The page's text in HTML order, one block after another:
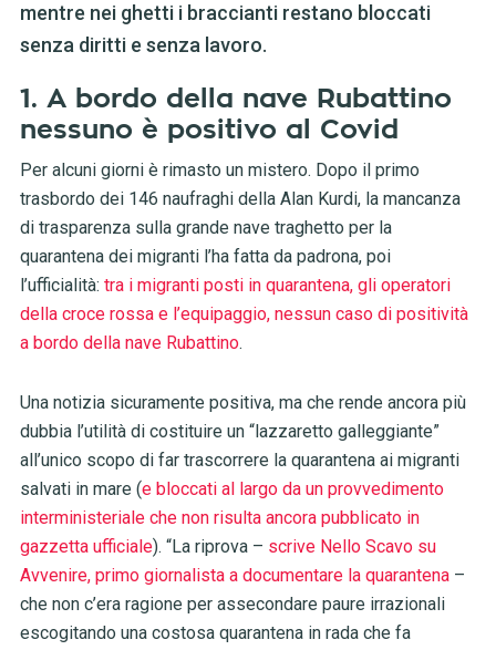
mentre nei ghetti i braccianti restano bloccati
senza diritti e senza lavoro.
1. A bordo della nave Rubattino
nessuno è positivo al Covid
Per alcuni giorni è rimasto un mistero. Dopo il primo
trasbordo dei 146 naufraghi della Alan Kurdi, la mancanza
di trasparenza sulla grande nave traghetto per la
quarantena dei migranti l’ha fatta da padrona, poi
l’ufficialità: tra i migranti posti in quarantena, gli operatori
della croce rossa e l’equipaggio, nessun caso di positività
a bordo della nave Rubattino.
Una notizia sicuramente positiva, ma che rende ancora più
dubbia l’utilità di costituire un “lazzaretto galleggiante”
all’unico scopo di far trascorrere la quarantena ai migranti
salvati in mare (e bloccati al largo da un provvedimento
interministeriale che non risulta ancora pubblicato in
gazzetta ufficiale). “La riprova – scrive Nello Scavo su
Avvenire, primo giornalista a documentare la quarantena–
che non c’era ragione per assecondare paure irrazionali
escogitando una costosa quarantena in rada che fa